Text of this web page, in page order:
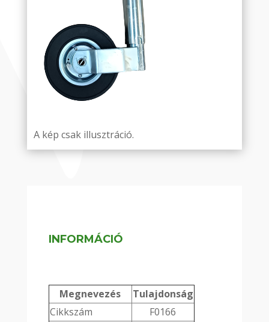
A kép csak illusztráció.
INFORMÁCIÓ
Megnevezés
Tulajdonság
Cikkszám
F0166